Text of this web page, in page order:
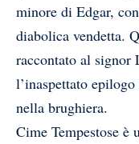
minore di Edgar,
diabolica vendetta.
raccontato al signor
l’inaspettato
nella brughiera.
Cime Tempestose è